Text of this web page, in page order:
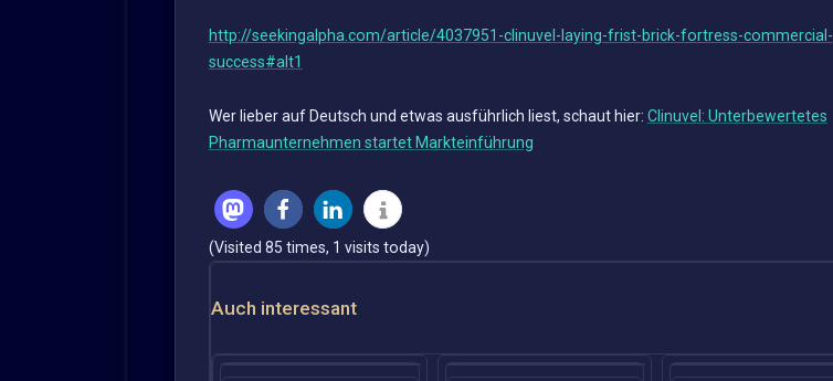
http://seekingalpha.com/article/4037951-clinuvel-laying-frist-brick-fortress-commercial-
success#alt1
Wer lieber auf Deutsch und etwas ausführlich liest, schaut hier: Clinuvel: Unterbewertetes
Pharmaunternehmen startet Markteinführung
(Visited 85 times, 1 visits today)
Auch interessant